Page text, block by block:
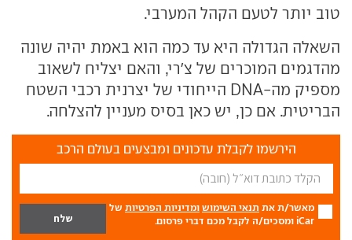
טוב יותר לטעם הקהל המערבי.
השאלה הגדולה היא עד כמה הוא באמת יהיה שונה
מהדגמים המוכרים של צ'רי, והאם יצליח לשאוב
מספיק מה-DNA הייחודי של יצרנית רכבי השטח
הבריטית. אם כן, יש כאן בסיס מעניין להצלחה.
הירשמו לקבלת עדכונים ומבצעים בעולם הרכב
מאשר/ת את תנאי השימוש ומדיניות הפרטיות של
iCar ומסכים/ה לקבל מכם דברי פרסום.